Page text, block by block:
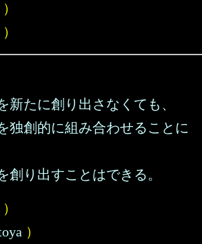
）
）
新たに創り出さなくても、
独創的に組み合わせることに
創り出すことはできる。
）
）